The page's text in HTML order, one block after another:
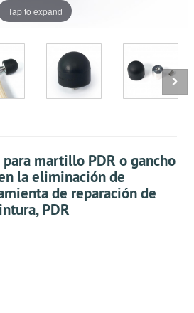
Tap to expand
martillo PDR o gancho
la eliminación de
de reparación de
PDR